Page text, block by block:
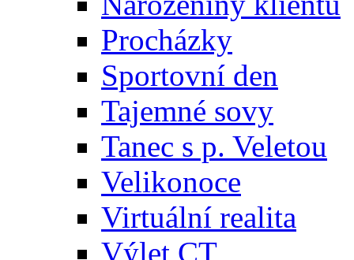
Procházky
Sportovní den
Tajemné sovy
Tanec s p. Veletou
Velikonoce
Virtuální realita
Výlet CT